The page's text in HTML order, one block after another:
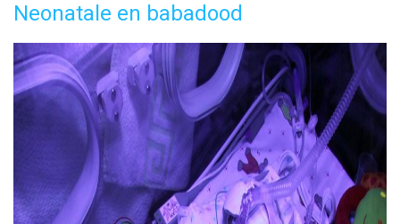
Neonatale en babadood